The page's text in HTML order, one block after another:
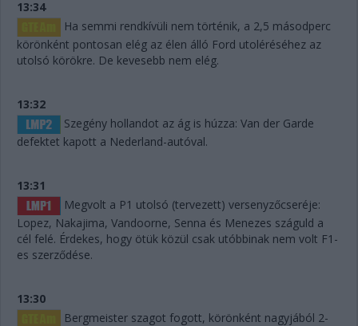
13:34
Ha semmi rendkívüli nem történik, a 2,5 másodperc
körönként pontosan elég az élen álló Ford utoléréséhez az
utolsó körökre. De kevesebb nem elég.
13:32
Szegény hollandot az ág is húzza: Van der Garde
defektet kapott a Nederland-autóval.
13:31
Megvolt a P1 utolsó (tervezett) versenyzőcseréje:
Lopez, Nakajima, Vandoorne, Senna és Menezes száguld a
cél felé. Érdekes, hogy ötük közül csak utóbbinak nem volt F1-
es szerződése.
13:30
Bergmeister szagot fogott, körönként nagyjából 2-